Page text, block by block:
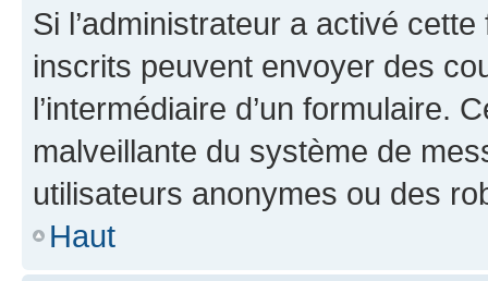
Si l’administrateur a activé
inscrits peuvent envoyer des
l’intermédiaire d’un formulaire.
malveillante du système de
utilisateurs anonymes ou des
Haut